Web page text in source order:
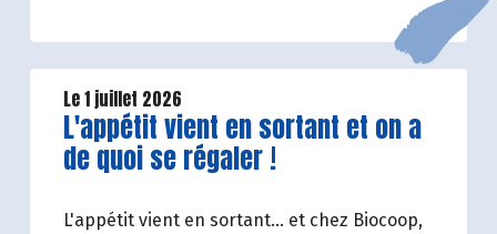
Le 1 juillet 2026
Lire la suite de l'article
L'appétit vient en sortant et on a
de quoi se régaler !
L'appétit vient en sortant... et chez Biocoop,